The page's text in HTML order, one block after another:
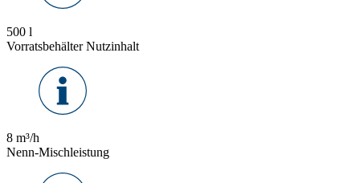
500 l
Vorratsbehälter Nutzinhalt
8 m³/h
Nenn-Mischleistung